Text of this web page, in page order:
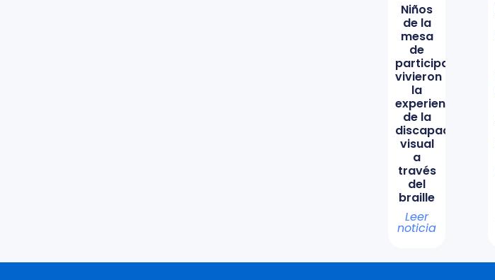
Niños
de la
mesa
de
participación
vivieron
la
experiencia
de la
discapacidad
visual
a
través
del
braille
Leer
noticia